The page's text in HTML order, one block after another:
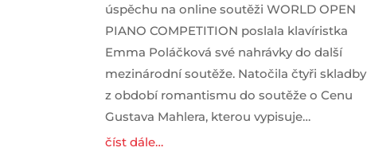
úspěchu na online soutěži WORLD OPEN
PIANO COMPETITION poslala klavíristka
Emma Poláčková své nahrávky do další
mezinárodní soutěže. Natočila čtyři skladby
z období romantismu do soutěže o Cenu
Gustava Mahlera, kterou vypisuje…
číst dále…